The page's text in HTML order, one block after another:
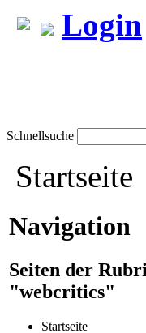
Login
Schnellsuche
Startseite
Navigation
Seiten der
"webcritics"
Startseite